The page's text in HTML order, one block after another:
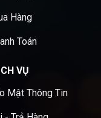
Hàng
Toán
VỤ
Mật Thông Tin